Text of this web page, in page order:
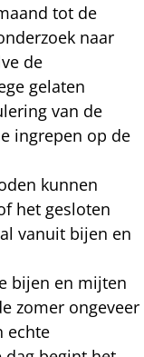
tot de
naar
de
gelaten
van de
ingrepen op de
kunnen
het gesloten
vanuit bijen en
bijen en mijten
zomer ongeveer
echte